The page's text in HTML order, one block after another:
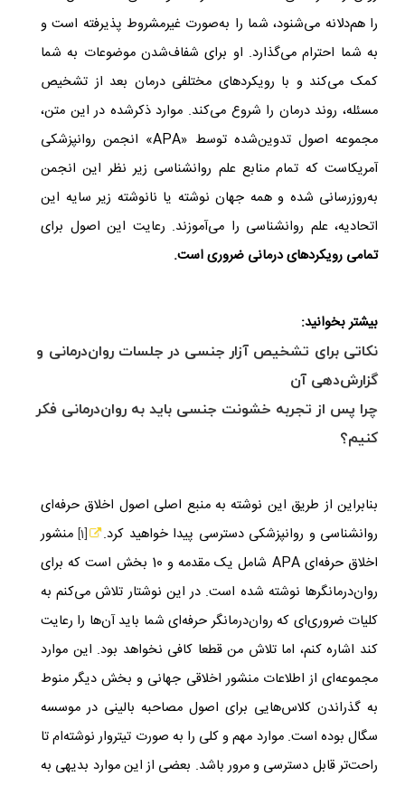
را هم‌دلانه می‌شنود، شما را به‌صورت غیرمشروط پذیرفته است و
به شما احترام می‌گذارد. او برای شفاف‌شدن موضوعات به شما
کمک می‌کند و با رویکردهای مختلفی درمان بعد از تشخیص
مسئله، روند درمان را شروع می‌کند. موارد ذکرشده در این متن،
مجموعه اصول تدوین‌شده توسط «APA» انجمن روانپزشکی
آمریکاست که تمام منابع علم روانشناسی زیر نظر این انجمن
به‌روزرسانی شده و همه جهان نوشته یا نانوشته زیر سایه این
اتحادیه، علم روانشناسی را می‌آموزند. رعایت این اصول برای
تمامی رویکردهای درمانی‌ ضروری است.
بیشتر بخوانید:
نکاتی برای تشخیص آزار جنسی در جلسات روان‌درمانی و
گزارش‌دهی آن
چرا پس از تجربه خشونت جنسی باید به روان‌درمانی فکر
کنیم؟
بنابراین از طریق این نوشته به منبع اصلی اصول اخلاق حرفه‌ای
روانشناسی و روانپزشکی دسترسی پیدا خواهید کرد.
[1]منشور
اخلاق حرفه‌ایAPA
شامل یک مقدمه و 10 بخش است که برای
روان‌درمانگرها نوشته شده است. در این نوشتار تلاش می‌کنم به
کلیات ضروری‌ای که روان‌درمانگر حرفه‌ای شما باید آن‌ها را رعایت
کند اشاره کنم، اما تلاش من قطعا کافی نخواهد بود. این موارد
مجموعه‌ای از اطلاعات منشور اخلاقی جهانی و بخش دیگر منوط
به گذراندن کلاس‌هایی برای اصول مصاحبه بالینی در موسسه
سگال بوده است. موارد مهم و کلی را به صورت تیتروار نوشته‌ام تا
راحت‌تر قابل دسترسی و مرور باشد. بعضی از این موارد بدیهی به